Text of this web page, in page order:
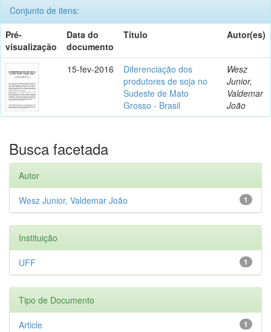
Conjunto de itens:
Pré-
visualização
Data do
documento
Título Autor(es)
15-fev-2016
Diferenciação dos
produtores de soja no
Sudeste de Mato
Grosso - Brasil
Wesz
Junior,
Valdemar
João
Busca facetada
Autor
1
Wesz Junior, Valdemar João
Instituição
1
UFF
Tipo de Documento
1
Article